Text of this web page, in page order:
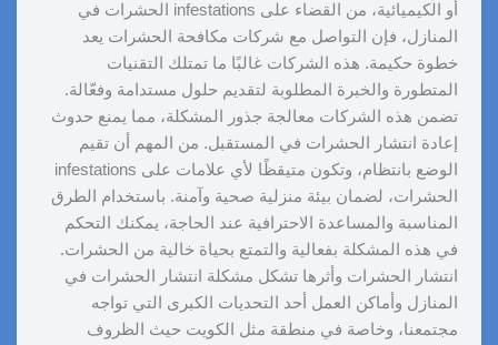
أو الكيميائية، من القضاء على infestations الحشرات في
المنازل، فإن التواصل مع شركات مكافحة الحشرات يعد
خطوة حكيمة. هذه الشركات غالبًا ما تمتلك التقنيات
المتطورة والخبرة المطلوبة لتقديم حلول مستدامة وفعّالة.
تضمن هذه الشركات معالجة جذور المشكلة، مما يمنع حدوث
إعادة انتشار الحشرات في المستقبل. من المهم أن تقيم
الوضع بانتظام، وتكون متيقظًا لأي علامات على infestations
الحشرات، لضمان بيئة منزلية صحية وآمنة. باستخدام الطرق
المناسبة والمساعدة الاحترافية عند الحاجة، يمكنك التحكم
في هذه المشكلة بفعالية والتمتع بحياة خالية من الحشرات.
انتشار الحشرات وأثرها تشكل مشكلة انتشار الحشرات في
المنازل وأماكن العمل أحد التحديات الكبرى التي تواجه
مجتمعنا، وخاصة في منطقة مثل الكويت حيث الظروف